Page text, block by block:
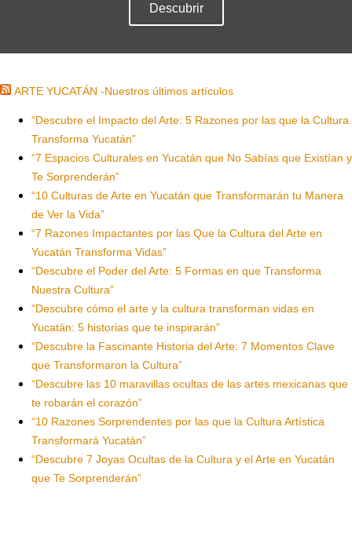
Descubrir
ARTE YUCATÁN -Nuestros últimos artículos
“Descubre el Impacto del Arte: 5 Razones por las que la Cultura
Transforma Yucatán”
“7 Espacios Culturales en Yucatán que No Sabías que Existían y
Te Sorprenderán”
“10 Culturas de Arte en Yucatán que Transformarán tu Manera
de Ver la Vida”
“7 Razones Impactantes por las Que la Cultura del Arte en
Yucatán Transforma Vidas”
“Descubre el Poder del Arte: 5 Formas en que Transforma
Nuestra Cultura”
“Descubre cómo el arte y la cultura transforman vidas en
Yucatán: 5 historias que te inspirarán”
“Descubre la Fascinante Historia del Arte: 7 Momentos Clave
que Transformaron la Cultura”
“Descubre las 10 maravillas ocultas de las artes mexicanas que
te robarán el corazón”
“10 Razones Sorprendentes por las que la Cultura Artística
Transformará Yucatán”
“Descubre 7 Joyas Ocultas de la Cultura y el Arte en Yucatán
que Te Sorprenderán”